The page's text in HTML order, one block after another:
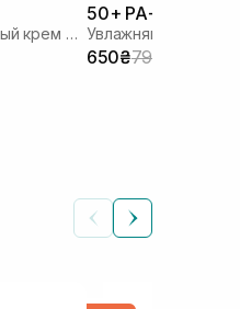
Увлажняющий солнцезащитный крем для лица с гиалуроновой кислотой
50+ PA++++ 50
650₴790₴